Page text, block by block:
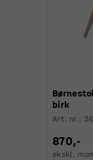
birk
Art. nr.:
870,-
ekskl.